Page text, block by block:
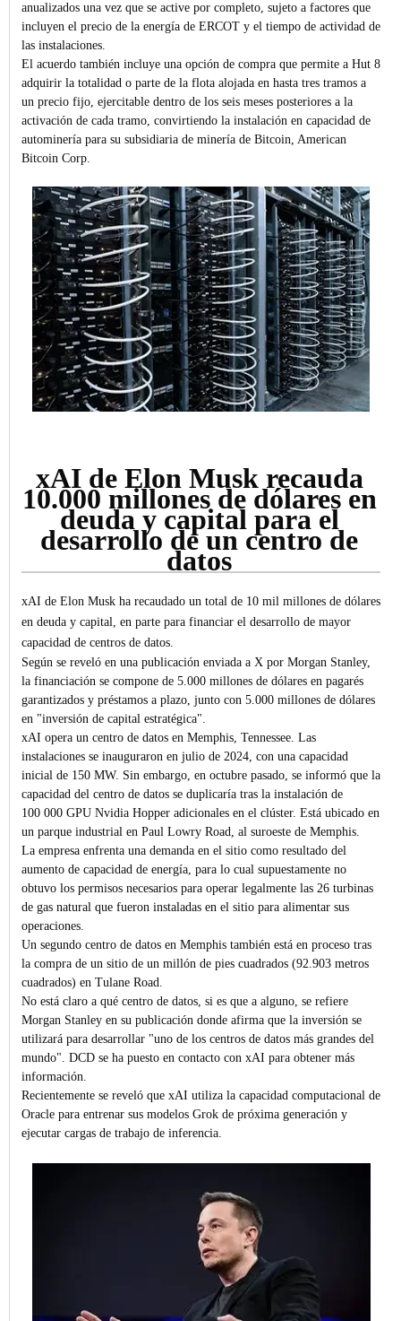
anualizados una vez que se active por completo, sujeto a factores que
incluyen el precio de la energía de ERCOT y el tiempo de actividad de
las instalaciones.
El acuerdo también incluye una opción de compra que permite a Hut 8
adquirir la totalidad o parte de la flota alojada en hasta tres tramos a
un precio fijo, ejercitable dentro de los seis meses posteriores a la
activación de cada tramo, convirtiendo la instalación en capacidad de
autominería para su subsidiaria de minería de Bitcoin, American
Bitcoin Corp.
xAI de Elon Musk recauda
10.000 millones de dólares en
deuda y capital para el
desarrollo de un centro de
datos
xAI de Elon Musk ha recaudado un total de 10 mil millones de dólares
en deuda y capital, en parte para financiar el desarrollo de mayor
capacidad de centros de datos.
Según se reveló en una publicación enviada a X por Morgan Stanley,
la financiación se compone de 5.000 millones de dólares en pagarés
garantizados y préstamos a plazo, junto con 5.000 millones de dólares
en "inversión de capital estratégica".
xAI opera un centro de datos en Memphis, Tennessee. Las
instalaciones se inauguraron en julio de 2024, con una capacidad
inicial de 150 MW. Sin embargo, en octubre pasado, se informó que la
capacidad del centro de datos se duplicaría tras la instalación de
100 000 GPU Nvidia Hopper adicionales en el clúster. Está ubicado en
un parque industrial en Paul Lowry Road, al suroeste de Memphis.
La empresa enfrenta una demanda en el sitio como resultado del
aumento de capacidad de energía, para lo cual supuestamente no
obtuvo los permisos necesarios para operar legalmente las 26 turbinas
de gas natural que fueron instaladas en el sitio para alimentar sus
operaciones.
Un segundo centro de datos en Memphis también está en proceso tras
la compra de un sitio de un millón de pies cuadrados (92.903 metros
cuadrados) en Tulane Road.
No está claro a qué centro de datos, si es que a alguno, se refiere
Morgan Stanley en su publicación donde afirma que la inversión se
utilizará para desarrollar "uno de los centros de datos más grandes del
mundo". DCD se ha puesto en contacto con xAI para obtener más
información.
Recientemente se reveló que xAI utiliza la capacidad computacional de
Oracle para entrenar sus modelos Grok de próxima generación y
ejecutar cargas de trabajo de inferencia.